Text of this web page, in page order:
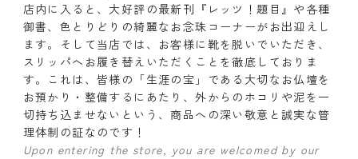
店内に入ると、大好評の最新刊『レッツ！題目』や各種
御書、色とりどりの綺麗なお念珠コーナーがお出迎えし
ます。そして当店では、お客様に靴を脱いでいただき、
スリッパへお履き替えいただくことを徹底しておりま
す。これは、皆様の「生涯の宝」である大切なお仏壇を
お預かり・整備するにあたり、外からのホコリや泥を一
切持ち込ませないという、商品への深い敬意と誠実な管
理体制の証なのです！
Upon entering the store, you are welcomed by our